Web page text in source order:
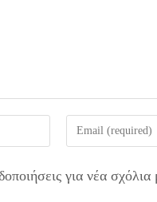
Enter
your
address
για νέα